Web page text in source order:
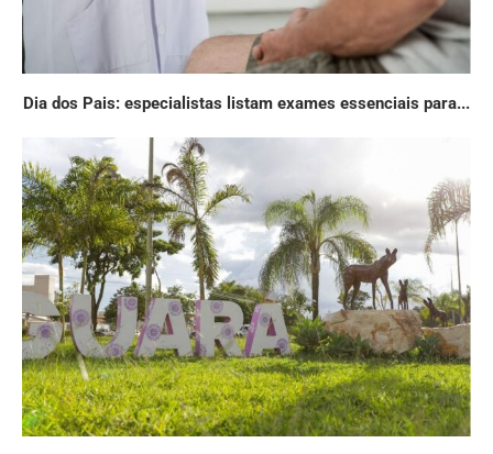
Dia dos Pais: especialistas listam exames essenciais para...